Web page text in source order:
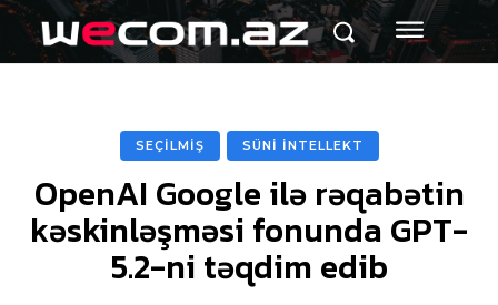
SEÇİLMİŞ SÜNİ İNTELLEKT
OpenAI Google ilə rəqabətin
kəskinləşməsi fonunda GPT-
5.2-ni təqdim edib